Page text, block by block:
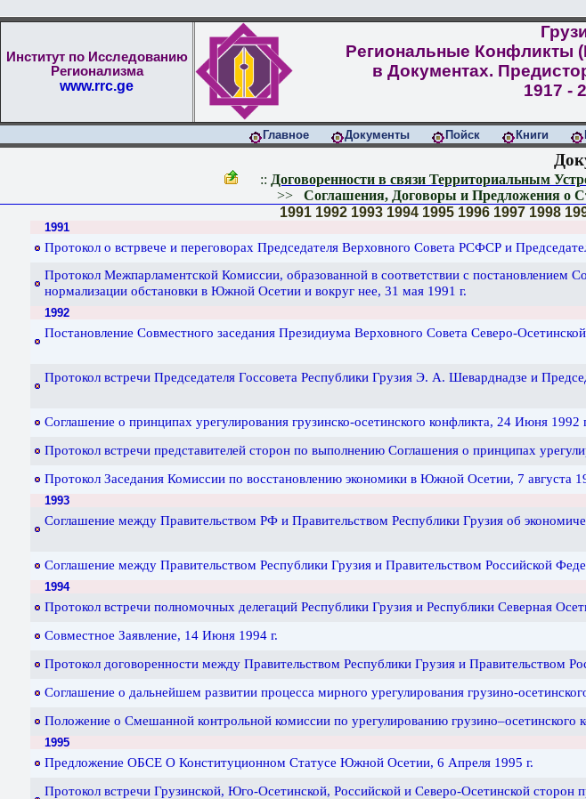
Институт по Исследованию
Регионализма
www.rrc.ge
Региональные Конфликты
в Документах.
1917 -
Главное Документы Пойск Книги
:: Договоренности в связи Территориальным
>> Соглашения, Договоры и Предложения о
1991 1992 1993 1994 1995 1996 1997 1998
1991
Протокол о вcтpвече и переговорах Председателя Верховного Совета РСФСР и
Протокол Межпарламентской Комиссии, образованной в соответствии с
нормализации обстановки в Южной Осетии и вокруг нее, 31 мая 1991 г.
1992
Постановление Совместного заседания Президиума Верховного Совета Северо-
Протокол встречи Председателя Госсовета Республики Грузия Э. А. Шеварднадзе и
Соглашение о принципах урегулирования грузинско-осетинского конфликта, 24 Июня 1992
Протокол встречи представителей сторон по выполнению Соглашения о принципах
Протокол Заседания Комиссии по восстановлению экономики в Южной Осетии, 7 августа
1993
Соглашение между Правительством РФ и Правительством Республики Грузия об
Соглашение между Правительством Республики Грузия и Правительством Российской
1994
Протокол встречи полномочных делегаций Республики Грузия и Республики Северная
Совместное Заявление, 14 Июня 1994 г.
Протокол договоренности между Правительством Республики Грузия и Правительством
Соглашение о дальнейшем развитии процесса мирного урегулирования грузино-
Положение о Смешанной контрольной комиссии по урегулированию грузино–осетинского
1995
Предложение ОБСЕ О Конституционном Статусе Южной Осетии, 6 Апреля 1995 г.
Протокол встречи Грузинской, Юго-Осетинской, Российской и Северо-Осетинской